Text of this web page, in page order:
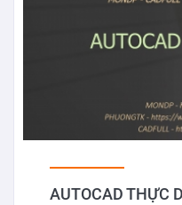
AUTOCAD THỰC